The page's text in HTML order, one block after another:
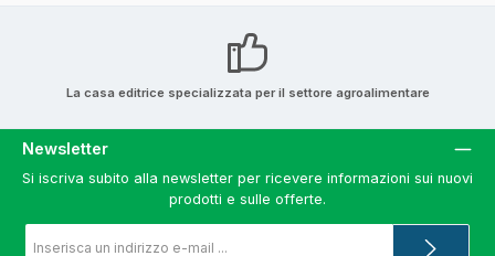
La casa editrice specializzata per il settore agroalimentare
Newsletter
Si iscriva subito alla newsletter per ricevere informazioni sui nuovi
prodotti e sulle offerte.
e-